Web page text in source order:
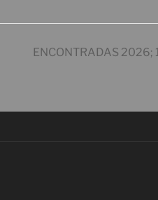
ENCONTRADAS 2026;